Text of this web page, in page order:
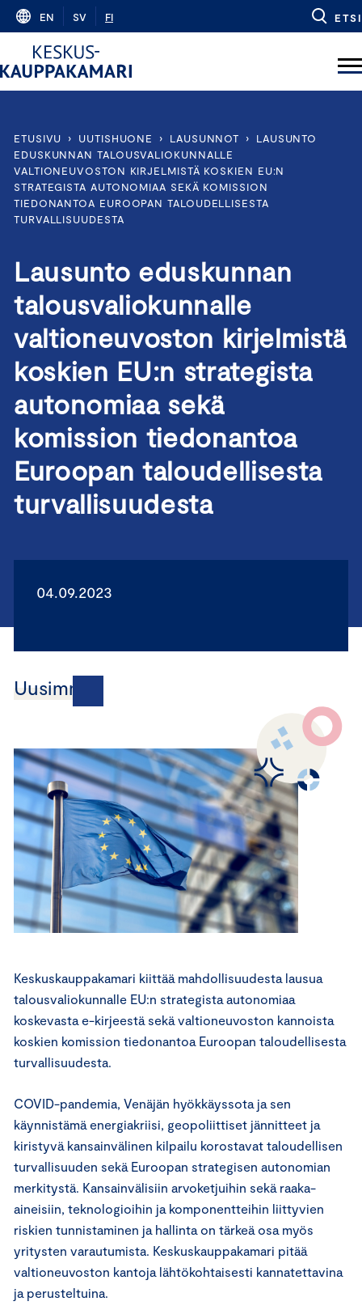
Skip
content
EN SV FI ETSI
ETUSIVU › UUTISHUONE › LAUSUNNOT ›
LAUSUNTO
EDUSKUNNAN TALOUSVALIOKUNNALLE
VALTIONEUVOSTON KIRJELMISTÄ KOSKIEN EU:N
STRATEGISTA AUTONOMIAA SEKÄ KOMISSION
TIEDONANTOA EUROOPAN TALOUDELLISESTA
TURVALLISUUDESTA
Lausunto eduskunnan
talousvaliokunnalle
valtioneuvoston kirjelmistä
koskien EU:n strategista
autonomiaa sekä
komission tiedonantoa
Euroopan taloudellisesta
turvallisuudesta
04.09.2023
Uusimmat
Keskuskauppakamari kiittää mahdollisuudesta lausua
talousvaliokunnalle EU:n strategista autonomiaa
koskevasta e-kirjeestä sekä valtioneuvoston kannoista
koskien komission tiedonantoa Euroopan taloudellisesta
turvallisuudesta.
COVID-pandemia, Venäjän hyökkäyssota ja sen
käynnistämä energiakriisi, geopoliittiset jännitteet ja
kiristyvä kansainvälinen kilpailu korostavat taloudellisen
turvallisuuden sekä Euroopan strategisen autonomian
merkitystä. Kansainvälisiin arvoketjuihin sekä raaka-
aineisiin, teknologioihin ja komponentteihin liittyvien
riskien tunnistaminen ja hallinta on tärkeä osa myös
yritysten varautumista. Keskuskauppakamari pitää
valtioneuvoston kantoja lähtökohtaisesti kannatettavina
ja perusteltuina.